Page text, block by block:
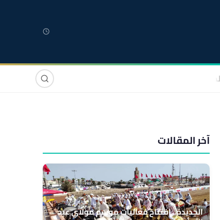
صوت وصورة
آخر المقالات
الجديدة.. افتتاح فعاليات موسم مولاي عبد